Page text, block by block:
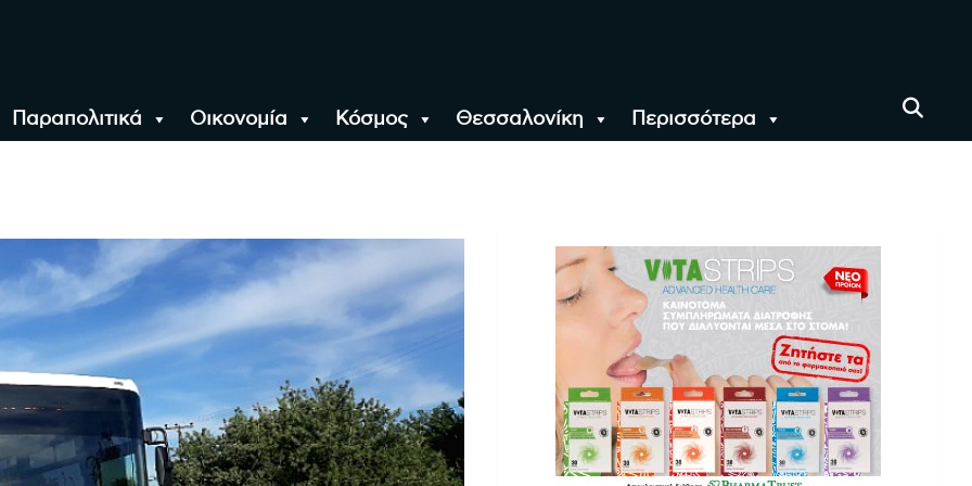
Παραπολιτικά Οικονομία Κόσμος Θεσσαλονίκη Περισσότερα